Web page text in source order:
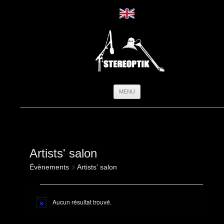
MENU
Artists' salon
Évènements Artists' salon
NoticeAucun résultat trouvé.